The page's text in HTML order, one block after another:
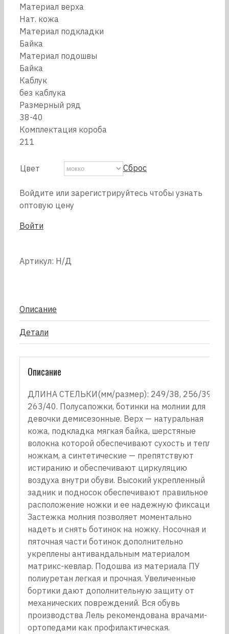
Материал верха
Нат. кожа
Материал подкладки
Байка
Материал подошвы
Байка
Каблук
без каблука
Размерный ряд
38-40
Комплектация короба
211
Цвет Сброс
Войдите или зарегистрируйтесь чтобы узнать
оптовую цену
Войти
Артикул: Н/Д
Описание
Детали
Описание
ДЛИНА СТЕЛЬКИ(мм/размер): 249/38, 256/39,
263/40. Полусапожки, ботинки на молнии для
девочки демисезонные. Верх — натуральная
кожа, подкладка мягкая байка, шерстяные
волокна которой обеспечивают сухость и тепло
ножкам, а синтетические — препятствуют
истиранию и обеспечивают циркуляцию
воздуха внутри обуви. Высокий укрепленный
задник и подносок обеспечивают правильное
расположение ножки и ее надежную фиксацию.
Застежка молния позволяет моментально
надеть и снять ботинок на ножку. Носочная и
пяточная части ботинок дополнительно
укреплены антивандальным материалом
матрикс-кевлар. Подошва из материала ПУ
полиуретан легкая и прочная. Увеличенные
бортики дают дополнительную защиту от
механических повреждений. Вся обувь
производства Лель рекомендована врачами-
ортопедами как профилактическая.